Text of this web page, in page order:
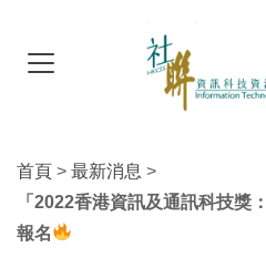
首頁 > 最新消息 >
「2022香港資訊及通訊科技獎
報名